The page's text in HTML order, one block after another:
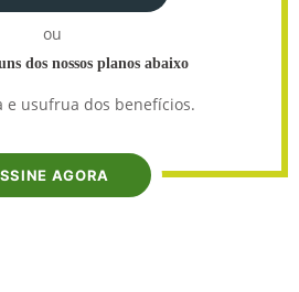
ou
dos nossos planos abaixo
e usufrua dos benefícios.
AGORA